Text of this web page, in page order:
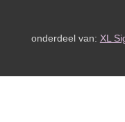
Deze
onderdeel van: XL